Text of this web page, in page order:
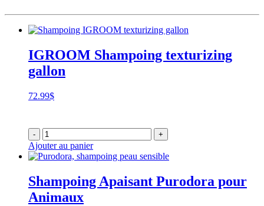
IGROOM Shampoing texturizing
gallon
72.99$
- +
Ajouter au panier
Shampoing Apaisant Purodora pour
Animaux